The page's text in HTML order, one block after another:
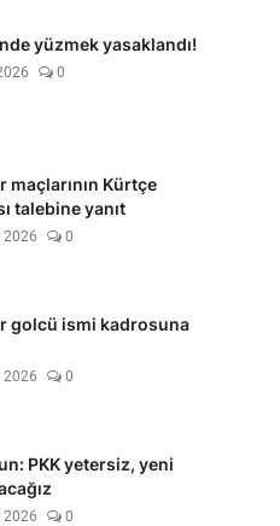
yüzmek yasaklandı!
0
maçlarının Kürtçe
talebine yanıt
2026 0
golcü ismi kadrosuna
2026 0
PKK yetersiz, yeni
2026 0